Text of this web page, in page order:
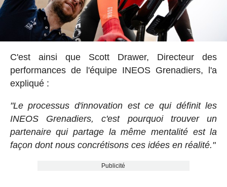
C'est ainsi que Scott Drawer, Directeur des
performances de l'équipe INEOS Grenadiers, l'a
expliqué :
"Le processus d'innovation est ce qui définit les
INEOS Grenadiers, c'est pourquoi trouver un
partenaire qui partage la même mentalité est la
façon dont nous concrétisons ces idées en réalité."
Publicité